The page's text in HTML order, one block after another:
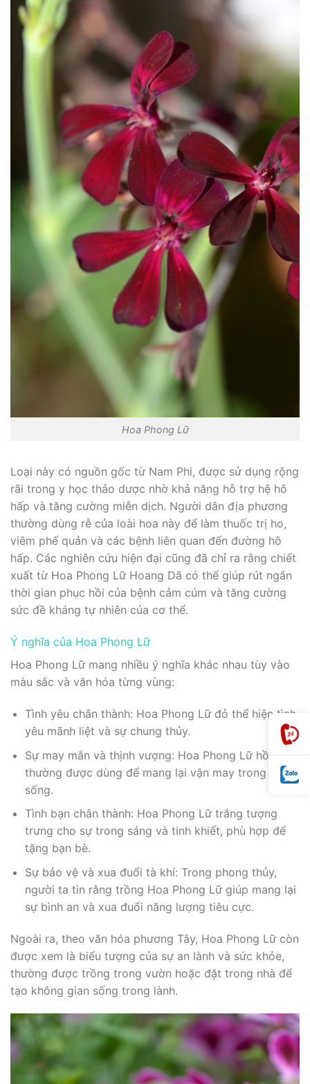
Hoa Phong Lữ
Loại này có nguồn gốc từ Nam Phi, được sử dụng rộng
rãi trong y học thảo dược nhờ khả năng hỗ trợ hệ hô
hấp và tăng cường miễn dịch. Người dân địa phương
thường dùng rễ của loài hoa này để làm thuốc trị ho,
viêm phế quản và các bệnh liên quan đến đường hô
hấp. Các nghiên cứu hiện đại cũng đã chỉ ra rằng chiết
xuất từ Hoa Phong Lữ Hoang Dã có thể giúp rút ngắn
thời gian phục hồi của bệnh cảm cúm và tăng cường
sức đề kháng tự nhiên của cơ thể.
Ý nghĩa của Hoa Phong Lữ
Hoa Phong Lữ mang nhiều ý nghĩa khác nhau tùy vào
màu sắc và văn hóa từng vùng:
Tình yêu chân thành: Hoa Phong Lữ đỏ thể hiện tình
yêu mãnh liệt và sự chung thủy.
Sự may mắn và thịnh vượng: Hoa Phong Lữ hồng
thường được dùng để mang lại vận may trong cuộc
sống.
Tình bạn chân thành: Hoa Phong Lữ trắng tượng
trưng cho sự trong sáng và tinh khiết, phù hợp để
tặng bạn bè.
Sự bảo vệ và xua đuổi tà khí: Trong phong thủy,
người ta tin rằng trồng Hoa Phong Lữ giúp mang lại
sự bình an và xua đuổi năng lượng tiêu cực.
Ngoài ra, theo văn hóa phương Tây, Hoa Phong Lữ còn
được xem là biểu tượng của sự an lành và sức khỏe,
thường được trồng trong vườn hoặc đặt trong nhà để
tạo không gian sống trong lành.